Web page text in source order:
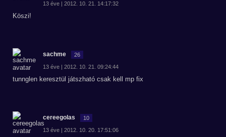
13 éve | 2012. 10. 21. 14:17:32
Köszi!
sachme 26
13 éve | 2012. 10. 21. 09:24:44
tunnglen keresztül játszható csak kell mp fix
cereegolas 10
13 éve | 2012. 10. 20. 17:51:06